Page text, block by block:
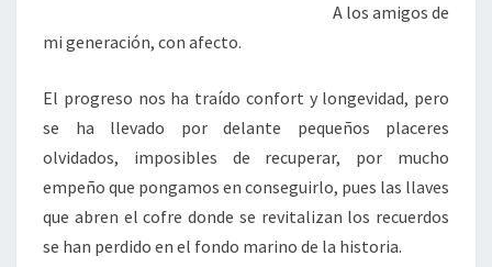
A los amigos de
mi generación, con afecto.
El progreso nos ha traído confort y longevidad, pero
se ha llevado por delante pequeños placeres
olvidados, imposibles de recuperar, por mucho
empeño que pongamos en conseguirlo, pues las llaves
que abren el cofre donde se revitalizan los recuerdos
se han perdido en el fondo marino de la historia.